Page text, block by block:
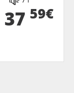
37 59€